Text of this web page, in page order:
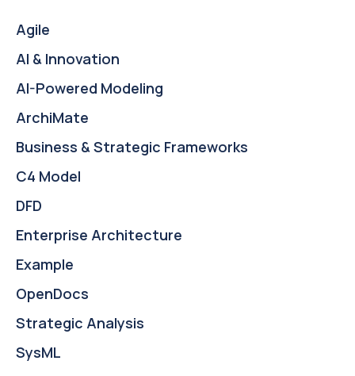
Agile
AI & Innovation
AI-Powered Modeling
ArchiMate
Business & Strategic Frameworks
C4 Model
DFD
Enterprise Architecture
Example
OpenDocs
Strategic Analysis
SysML